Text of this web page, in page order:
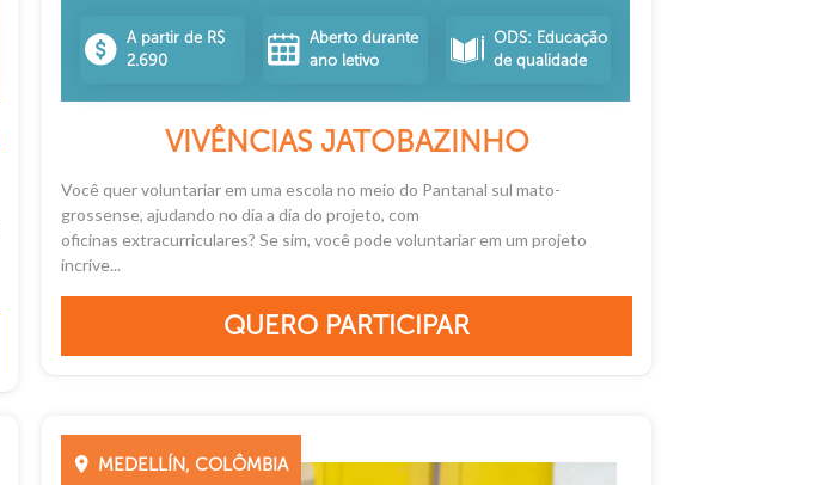
A partir de R$
2.690
Aberto durante
ano letivo
ODS: Educação
de qualidade
VIVÊNCIAS JATOBAZINHO
Você quer voluntariar em uma escola no meio do Pantanal sul mato-
grossense, ajudando no dia a dia do projeto, com
oficinas extracurriculares? Se sim, você pode voluntariar em um projeto
incríve...
QUERO PARTICIPAR
MEDELLÍN, COLÔMBIA